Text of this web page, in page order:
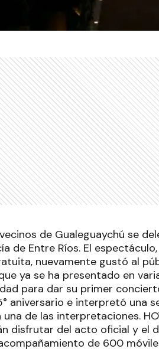
de Gualeguaychú se
de Entre Ríos. El
nuevamente gustó al
ya se ha presentado en
para dar su primer
aniversario e interpretó una
de las interpretaciones.
disfrutar del acto oficial y el
de 600